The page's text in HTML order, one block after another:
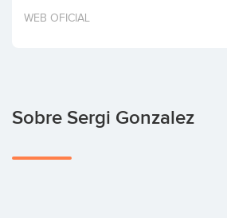
Invertir
WEB OFICIAL
Sobre Sergi Gonzalez